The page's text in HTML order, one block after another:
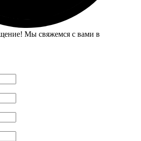
Мы свяжемся с вами в